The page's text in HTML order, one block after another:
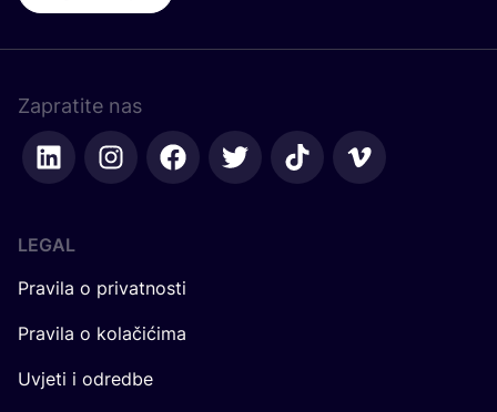
Zapratite nas
LEGAL
Pravila o privatnosti
Pravila o kolačićima
Uvjeti i odredbe